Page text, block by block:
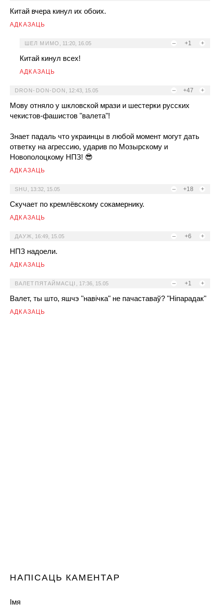
Китай вчера кинул их обоих.
АДКАЗАЦЬ
– +1 +
ШЕЛ МИМО 11:20, 16.05
Китай кинул всех!
АДКАЗАЦЬ
– +47 +
DRON-DON-DON 12:43, 15.05
Мову отняло у шкловской мрази и шестерки русских
чекистов-фашистов "валета"!
Знает падаль что украинцы в любой момент могут дать
ответку на агрессию, ударив по Мозырскому и
Новополоцкому НПЗ! 😎
АДКАЗАЦЬ
– +18 +
SHU 13:32, 15.05
Скучает по кремлёвскому сокамернику.
АДКАЗАЦЬ
– +6 +
ДАУЖ 16:49, 15.05
НПЗ надоели.
АДКАЗАЦЬ
– +1 +
ВАЛЕТПЯТАЙМАСЦІ 17:36, 15.05
Валет, ты што, яшчэ "навічка" не пачаставаў? "Ніпарадак"
АДКАЗАЦЬ
НАПІСАЦЬ КАМЕНТАР
Імя